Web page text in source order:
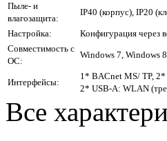
Пыле- и
влагозащита:
IP40 (корпус), IP20
Настройка:
Конфигурация через
Совместимость с
ОС:
Windows 7, Windows
Интерфейсы:
1* BACnet MS/ TP, 2*
2* USB-A: WLAN
Все